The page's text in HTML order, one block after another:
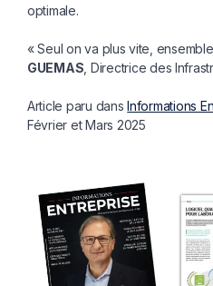
optimale.
« Seul on va plus vite,
GUEMAS , Directrice des
Article paru dansInformations
Février et Mars 2025